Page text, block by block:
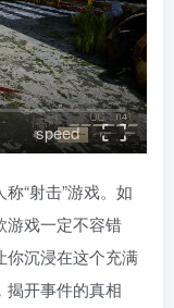
speed
“射击”游戏。如
游戏一定不容错
你沉浸在这个充满
揭开事件的真相